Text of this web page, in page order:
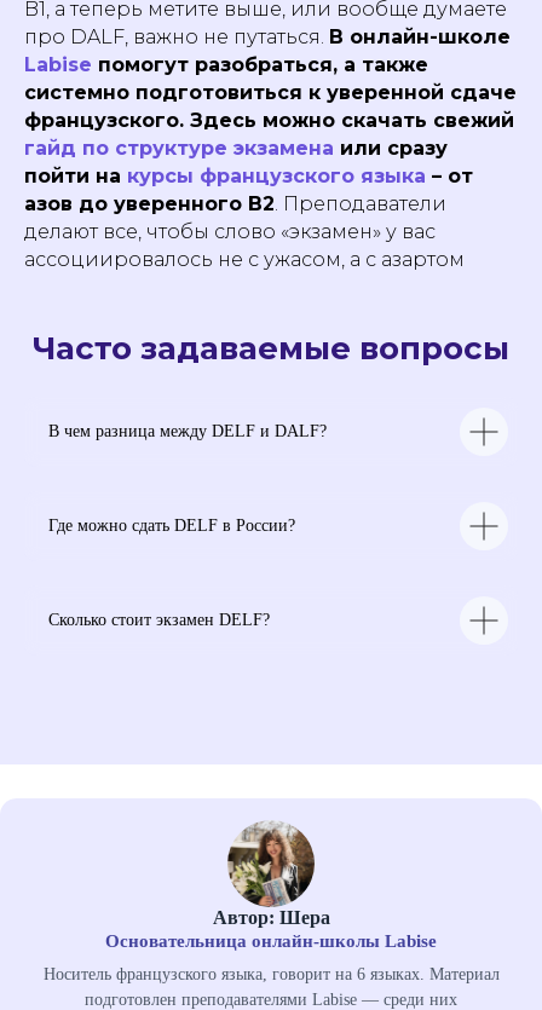
B1, а теперь метите выше, или вообще думаете
про DALF, важно не путаться. В онлайн-школе
Labise помогут разобраться, а также
системно подготовиться к уверенной сдаче
французского. Здесь можно скачать свежий
гайд по структуре экзамена или сразу
пойти на курсы французского языка – от
азов до уверенного B2 . Преподаватели
делают все, чтобы слово «экзамен» у вас
ассоциировалось не с ужасом, а с азартом
Часто задаваемые вопросы
В чем разница между DELF и DALF?
Где можно сдать DELF в России?
Сколько стоит экзамен DELF?
Автор: Шера
Основательница онлайн-школы Labise
Носитель французского языка, говорит на 6 языках. Материал
подготовлен преподавателями Labise — среди них
Курс по поступлению
Помощь с Alternance
Испанский язык
Итальянский язык
Документация
Политика конфиденциальности
Пользовательское соглашение
Согласие на обработку персональных данных
Согласие на получение рекламной рассылки
Публичная оферта на заключение абонентского
договора оказания платных образовательных
услуг
Публичная оферта для марафонов и
Регистрационный номер лицензии:
Бульвар имени Умберто Нобиле 1, Shera@labise.ru
Разработка сайта